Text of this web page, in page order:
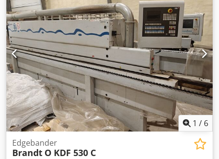
1 / 6
Edgebander
Brandt O KDF 530 C